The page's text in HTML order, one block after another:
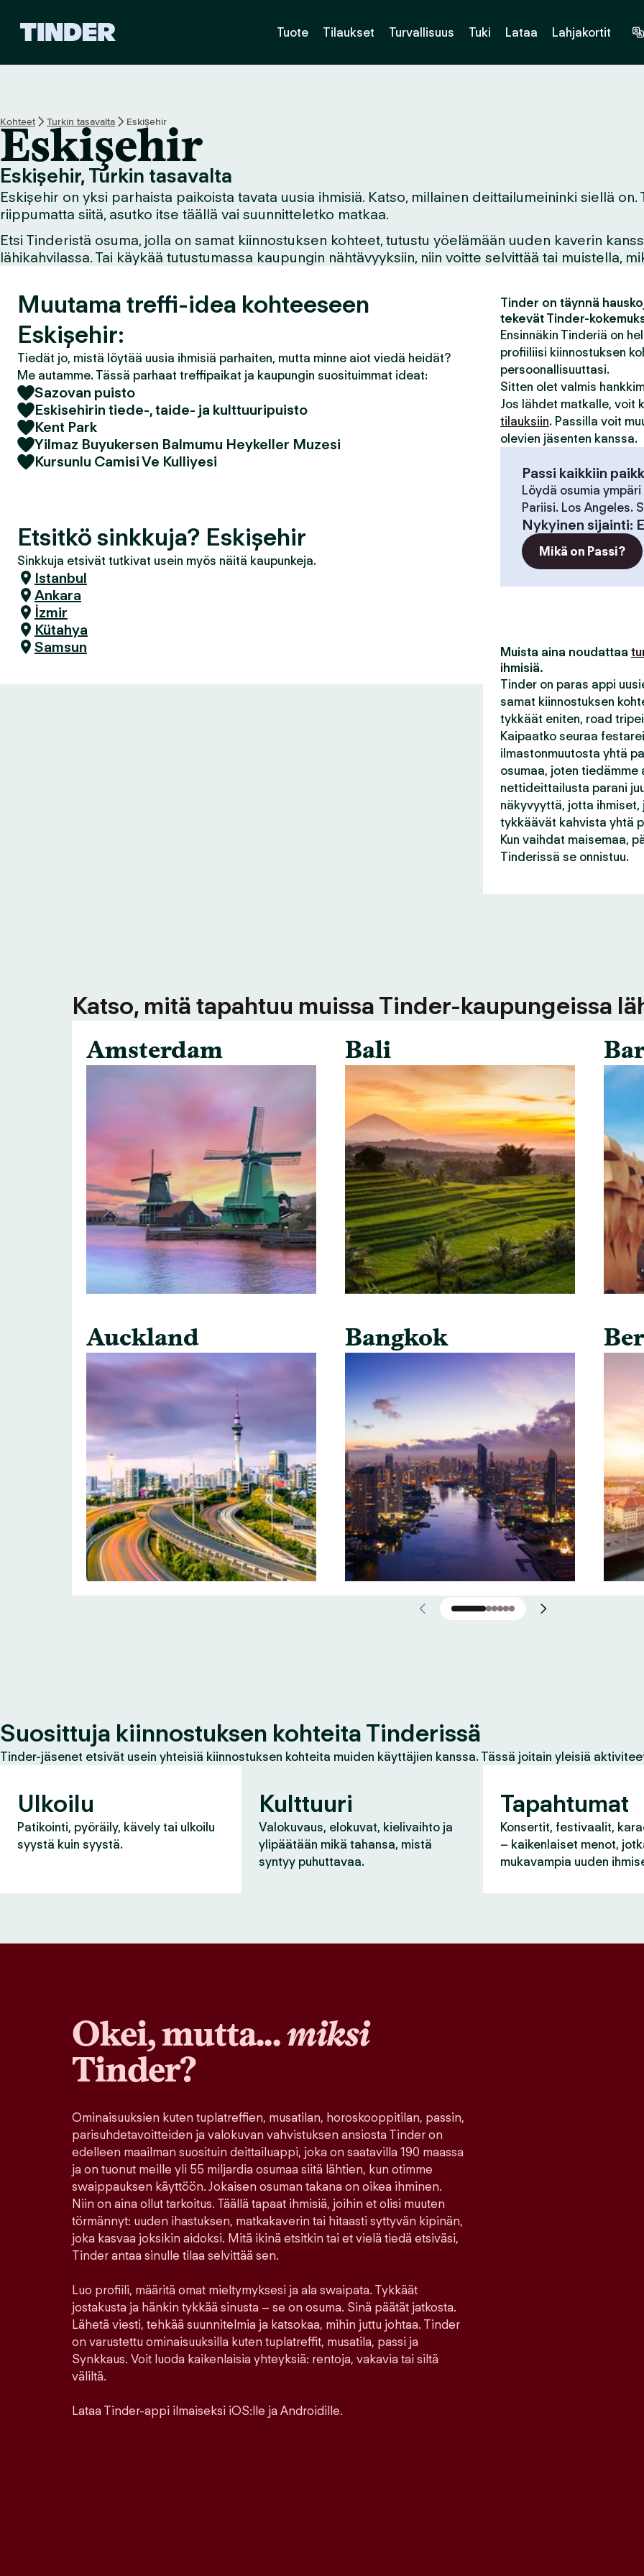
i
n
a
l
o
i
t
s
s
u
Tuote Tilaukset Turvallisuus Tuki Lataa Lahjakortit
Kohteet Turkin tasavalta Eskişehir
Eskişehir
Eskişehir, Turkin tasavalta
Eskişehir on yksi parhaista paikoista tavata uusia ihmisiä. Katso, millainen deittailumeininki siellä
riippumatta siitä, asutko itse täällä vai suunnitteletko matkaa.
Etsi Tinderistä osuma, jolla on samat kiinnostuksen kohteet, tutustu yöelämään uuden kaverin
lähikahvilassa. Tai käykää tutustumassa kaupungin nähtävyyksiin, niin voitte selvittää tai muistella,
Muutama treffi-idea kohteeseen
Eskişehir:
Tiedät jo, mistä löytää uusia ihmisiä parhaiten, mutta minne aiot viedä heidät?
Me autamme. Tässä parhaat treffipaikat ja kaupungin suosituimmat ideat:
Sazovan puisto
Eskisehirin tiede-, taide- ja kulttuuripuisto
Kent Park
Yilmaz Buyukersen Balmumu Heykeller Muzesi
Kursunlu Camisi Ve Kulliyesi
Etsitkö sinkkuja? Eskişehir
Sinkkuja etsivät tutkivat usein myös näitä kaupunkeja.
Istanbul
Ankara
İzmir
Kütahya
Samsun
Tinder on täynnä
tekevät Tinder-
Ensinnäkin Tinderiä on
profiiliisi kiinnostuksen
persoonallisuuttasi.
Sitten olet valmis
Jos lähdet matkalle, voit
tilauksiin. Passilla voit
olevien jäsenten kanssa.
Passi kaikkiin
Löydä osumia
Pariisi. Los Angeles.
Nykyinen sijainti:
Mikä on Passi?
Muista aina noudattaa
ihmisiä.
Tinder on paras appi
samat kiinnostuksen
tykkäät eniten, road
Kaipaatko seuraa
ilmastonmuutosta yhtä
osumaa, joten tiedämme
nettideittailusta parani
näkyvyyttä, jotta
tykkäävät kahvista yhtä
Kun vaihdat maisemaa,
Tinderissä se onnistuu.
Katso, mitä tapahtuu muissa Tinder-kaupungeissa
Amsterdam
Auckland
Bali
Bangkok
Suosittuja kiinnostuksen kohteita Tinderissä
Tinder-jäsenet etsivät usein yhteisiä kiinnostuksen kohteita muiden käyttäjien kanssa. Tässä joitain yleisiä
Ulkoilu
Patikointi, pyöräily, kävely tai ulkoilu
syystä kuin syystä.
Kulttuuri
Valokuvaus, elokuvat, kielivaihto ja
ylipäätään mikä tahansa, mistä
syntyy puhuttavaa.
Tapahtumat
Konsertit, festivaalit,
– kaikenlaiset menot,
mukavampia uuden
Okei, mutta...miksi
Tinder?
Ominaisuuksien kuten tuplatreffien, musatilan, horoskooppitilan, passin,
parisuhdetavoitteiden ja valokuvan vahvistuksen ansiosta Tinder on
edelleen maailman suosituin deittailuappi, joka on saatavilla 190 maassa
ja on tuonut meille yli 55 miljardia osumaa siitä lähtien, kun otimme
swaippauksen käyttöön. Jokaisen osuman takana on oikea ihminen.
Niin on aina ollut tarkoitus. Täällä tapaat ihmisiä, joihin et olisi muuten
törmännyt: uuden ihastuksen, matkakaverin tai hitaasti syttyvän kipinän,
joka kasvaa joksikin aidoksi. Mitä ikinä etsitkin tai et vielä tiedä etsiväsi,
Tinder antaa sinulle tilaa selvittää sen.
Luo profiili, määritä omat mieltymyksesi ja ala swaipata. Tykkäät
jostakusta ja hänkin tykkää sinusta – se on osuma. Sinä päätät jatkosta.
Lähetä viesti, tehkää suunnitelmia ja katsokaa, mihin juttu johtaa. Tinder
on varustettu ominaisuuksilla kuten tuplatreffit, musatila, passi ja
Synkkaus. Voit luoda kaikenlaisia yhteyksiä: rentoja, vakavia tai siltä
väliltä.
Lataa Tinder-appi ilmaiseksi iOS:lle ja Androidille.